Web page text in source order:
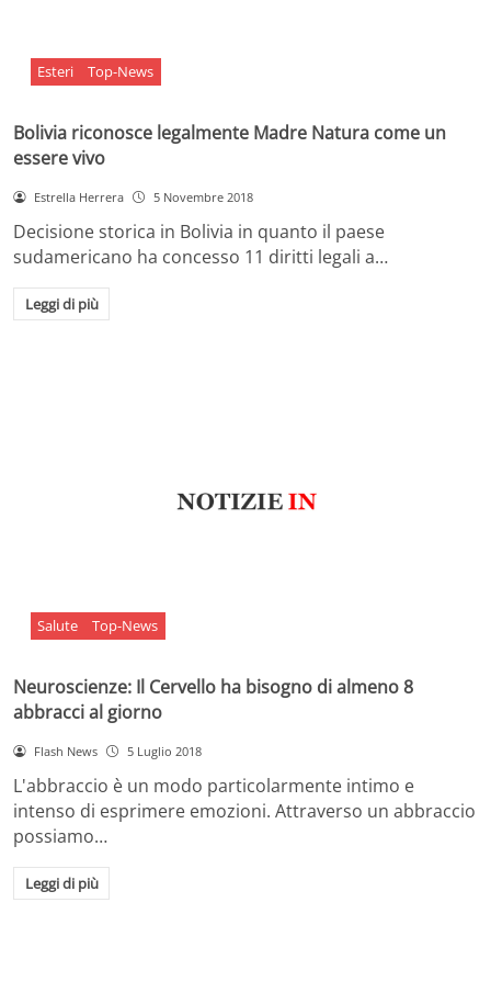
Esteri Top-News
Bolivia riconosce legalmente Madre Natura come un
essere vivo
Estrella Herrera 5 Novembre 2018
Decisione storica in Bolivia in quanto il paese
sudamericano ha concesso 11 diritti legali a…
Leggi di più
Salute Top-News
Neuroscienze: Il Cervello ha bisogno di almeno 8
abbracci al giorno
Flash News 5 Luglio 2018
L'abbraccio è un modo particolarmente intimo e
intenso di esprimere emozioni. Attraverso un abbraccio
possiamo…
Leggi di più